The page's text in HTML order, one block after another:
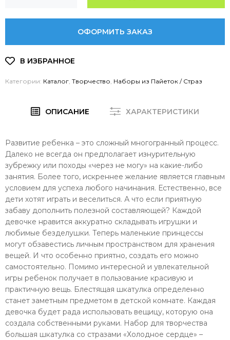
ОФОРМИТЬ ЗАКАЗ
Категории: Каталог Творчество Наборы из Пайеток / Страз
ОПИСАНИЕ ХАРАКТЕРИСТИКИ
Развитие ребенка – это сложный многогранный процесс.
Далеко не всегда он предполагает изнурительную
зубрежку или походы «через не могу» на какие-либо
занятия. Более того, искреннее желание является главным
условием для успеха любого начинания. Естественно, все
дети хотят играть и веселиться. А что если приятную
забаву дополнить полезной составляющей? Каждой
девочке нравится аккуратно складывать игрушки и
любимые безделушки. Теперь маленькие принцессы
могут обзавестись личным пространством для хранения
вещей. И что особенно приятно, создать его можно
самостоятельно. Помимо интересной и увлекательной
игры ребенок получает в пользование красивую и
практичную вещь. Блестящая шкатулка определенно
станет заметным предметом в детской комнате. Каждая
девочка будет рада использовать вещицу, которую она
создала собственными руками. Набор для творчества
большая шкатулка со стразами «Холодное сердце» –